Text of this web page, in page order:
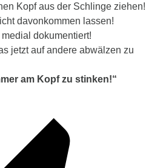
Kopf aus der Schlinge ziehen!
davonkommen lassen!
dokumentiert!
jetzt auf andere abwälzen zu
am Kopf zu stinken!“